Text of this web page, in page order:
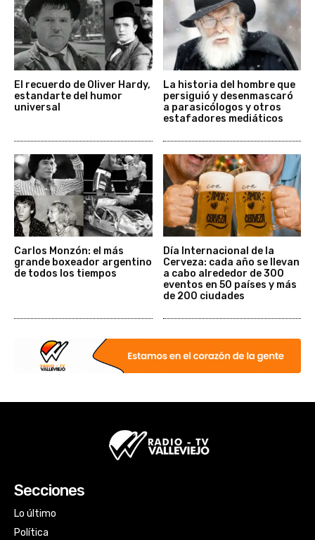
El recuerdo de Oliver Hardy,
estandarte del humor
universal
La historia del hombre que
persiguió y desenmascaró
a parasicólogos y otros
estafadores mediáticos
Carlos Monzón: el más
grande boxeador argentino
de todos los tiempos
Día Internacional de la
Cerveza: cada año se llevan
a cabo alrededor de 300
eventos en 50 países y más
de 200 ciudades
Secciones
Lo último
Política